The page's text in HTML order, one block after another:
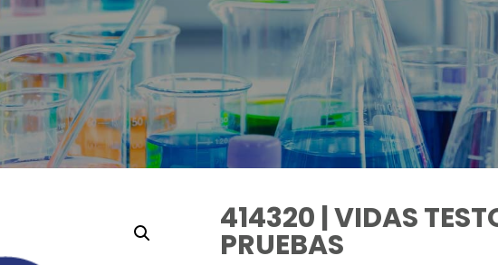
414320 | VIDAS
PRUEBAS